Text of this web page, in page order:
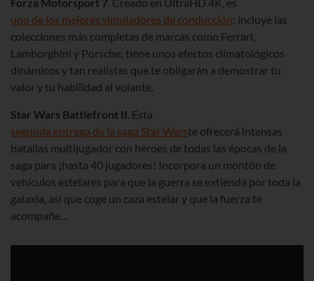
uno de los mejores simuladores de conducción: incluye las
colecciones más completas de marcas como Ferrari,
Lamborghini y Porsche; tiene unos efectos climatológicos
dinámicos y tan realistas que te obligarán a demostrar tu
valor y tu habilidad al volante.
Star Wars Battlefront II. Esta
segunda entrega de la saga Star Warste ofrecerá intensas
batallas multijugador con héroes de todas las épocas de la
saga para ¡hasta 40 jugadores! Incorpora un montón de
vehículos estelares para que la guerra se extienda por toda la
galaxia, así que coge un caza estelar y que la fuerza te
acompañe…